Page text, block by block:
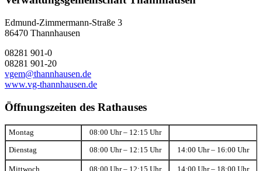
Edmund-Zimmermann-Straße 3
86470 Thannhausen
08281 901-0
08281 901-20
vgem@thannhausen.de
www.vg-thannhausen.de
Öffnungszeiten des Rathauses
Montag 08:00 Uhr – 12:15 Uhr
Dienstag 08:00 Uhr – 12:15 Uhr 14:00 Uhr – 16:00 Uhr